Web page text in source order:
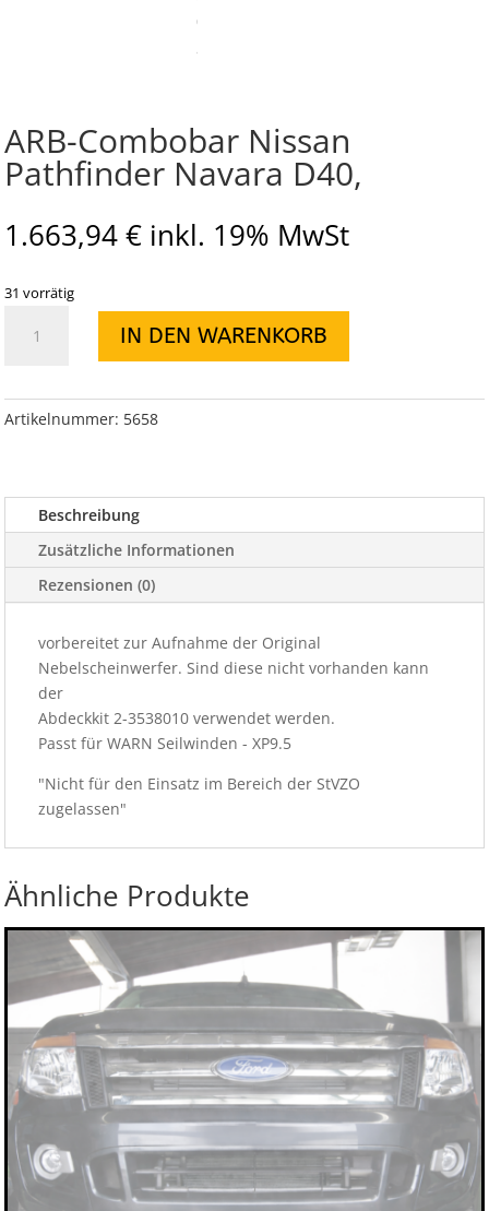
ARB-Combobar Nissan
Pathfinder Navara D40,
1.663,94€ inkl. 19% MwSt
31 vorrätig
Combobar
Navara
IN DEN WARENKORB
Artikelnummer: 5658
Beschreibung
Zusätzliche Informationen
Rezensionen (0)
vorbereitet zur Aufnahme der Original
Nebelscheinwerfer. Sind diese nicht vorhanden kann
der
Abdeckkit 2-3538010 verwendet werden.
Passt für WARN Seilwinden - XP9.5
"Nicht für den Einsatz im Bereich der StVZO
zugelassen"
Ähnliche Produkte